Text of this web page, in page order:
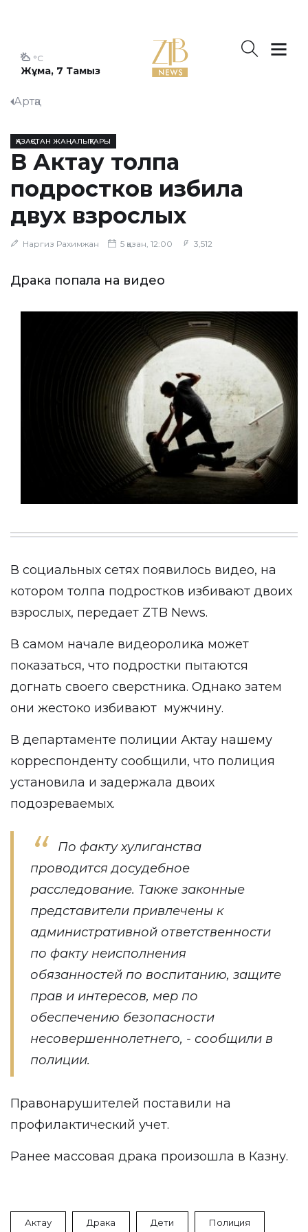
Жұма, 7 Тамыз
°C
Артқа
ҚАЗАҚСТАН ЖАҢАЛЫҚТАРЫ
В Актау толпа
подростков избила
двух взрослых
Наргиз Рахимжан 5 қазан, 12:00 3,512
Драка попала на видео
В социальных сетях появилось видео, на
котором толпа подростков избивают двоих
взрослых, передает ZTB News.
В самом начале видеоролика может
показаться, что подростки пытаются
догнать своего сверстника. Однако затем
они жестоко избивают мужчину.
В департаменте полиции Актау нашему
корреспонденту сообщили, что полиция
установила и задержала двоих
подозреваемых.
По факту хулиганства
проводится досудебное
расследование. Также законные
представители привлечены к
административной ответственности
по факту неисполнения
обязанностей по воспитанию, защите
прав и интересов, мер по
обеспечению безопасности
несовершеннолетнего, - сообщили в
полиции.
Правонарушителей поставили на
профилактический учет.
Ранее массовая драка произошла в Казну.
Актау Драка Дети Полиция